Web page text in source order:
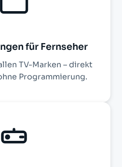
für Fernseher
TV-Marken – direkt
Programmierung.